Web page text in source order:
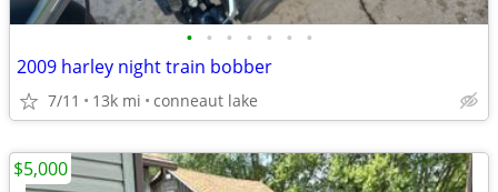
• • • • • • •
2009 harley night train bobber
7/11 13k mi conneaut lake
$5,000